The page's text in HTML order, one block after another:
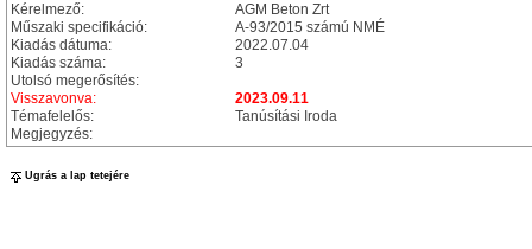
Kérelmező:
AGM Beton Zrt
Műszaki specifikáció:
A-93/2015 számú NMÉ
Kiadás dátuma:
2022.07.04
Kiadás száma:
3
Utolsó megerősítés:
Visszavonva:
2023.09.11
Témafelelős:
Tanúsítási Iroda
Megjegyzés:
Ugrás a lap tetejére